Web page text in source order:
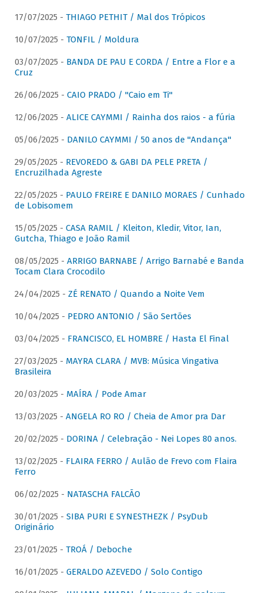
17/07/2025 - THIAGO PETHIT / Mal dos Trópicos
10/07/2025 - TONFIL / Moldura
03/07/2025 - BANDA DE PAU E CORDA / Entre a Flor e a
Cruz
26/06/2025 - CAIO PRADO / "Caio em Ti"
12/06/2025 - ALICE CAYMMI / Rainha dos raios - a fúria
05/06/2025 - DANILO CAYMMI / 50 anos de "Andança"
29/05/2025 - REVOREDO & GABI DA PELE PRETA /
Encruzilhada Agreste
22/05/2025 - PAULO FREIRE E DANILO MORAES / Cunhado
de Lobisomem
15/05/2025 - CASA RAMIL / Kleiton, Kledir, Vitor, Ian,
Gutcha, Thiago e João Ramil
08/05/2025 - ARRIGO BARNABE / Arrigo Barnabé e Banda
Tocam Clara Crocodilo
24/04/2025 - ZÉ RENATO / Quando a Noite Vem
10/04/2025 - PEDRO ANTONIO / São Sertões
03/04/2025 - FRANCISCO, EL HOMBRE / Hasta El Final
27/03/2025 - MAYRA CLARA / MVB: Música Vingativa
Brasileira
20/03/2025 - MAÍRA / Pode Amar
13/03/2025 - ANGELA RO RO / Cheia de Amor pra Dar
20/02/2025 - DORINA / Celebração - Nei Lopes 80 anos.
13/02/2025 - FLAIRA FERRO / Aulão de Frevo com Flaira
Ferro
06/02/2025 - NATASCHA FALCÃO
30/01/2025 - SIBA PURI E SYNESTHEZK / PsyDub
Originário
23/01/2025 - TROÁ / Deboche
16/01/2025 - GERALDO AZEVEDO / Solo Contigo